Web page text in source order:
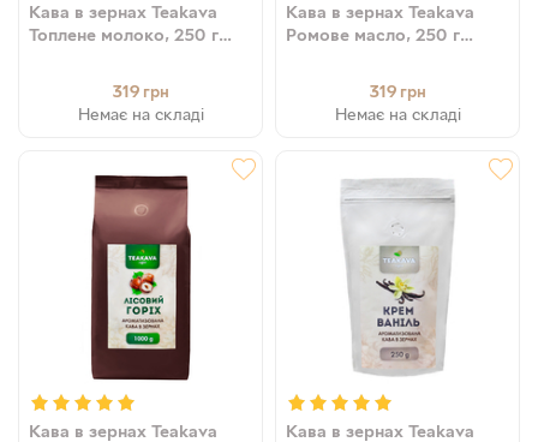
Кава в зернах Teakava
Топлене молоко, 250 г
319 грн
Немає на складі
Кава в зернах Teakava
Ромове масло, 250 г
319 грн
Немає на складі
Кава в зернах Teakava
Кава в зернах Teakava